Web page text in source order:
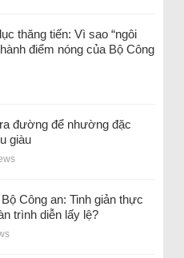
thăng tiến: Vì sao “ngôi
điểm nóng của Bộ Công
đường để nhường đặc
giàu
Công an: Tinh giản thực
trình diễn lấy lệ?